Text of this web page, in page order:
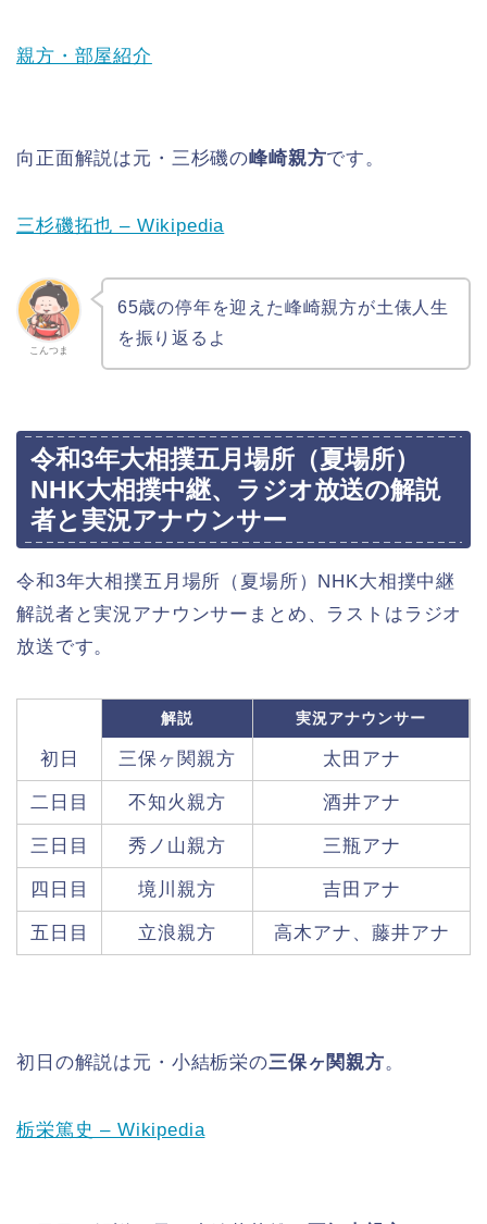
親方・部屋紹介
向正面解説は元・三杉磯の峰崎親方です。
三杉磯拓也 – Wikipedia
こんつま
65歳の停年を迎えた峰崎親方が土俵人生
を振り返るよ
令和3年大相撲五月場所（夏場所）
NHK大相撲中継、ラジオ放送の解説
者と実況アナウンサー
令和3年大相撲五月場所（夏場所）NHK大相撲中継
解説者と実況アナウンサーまとめ、ラストはラジオ
放送です。
解説 実況アナウンサー
初日 三保ヶ関親方 太田アナ
二日目 不知火親方 酒井アナ
三日目 秀ノ山親方 三瓶アナ
四日目 境川親方 吉田アナ
五日目 立浪親方 高木アナ、藤井アナ
初日の解説は元・小結栃栄の三保ヶ関親方。
栃栄篤史 – Wikipedia